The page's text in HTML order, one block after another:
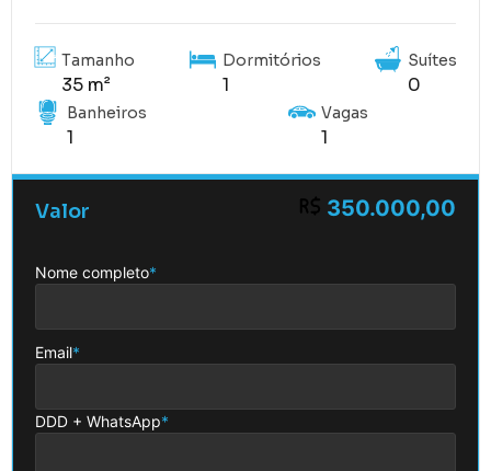
Tamanho
35 m²
Dormitórios
1
Suítes
0
Banheiros
1
Vagas
1
Valor 350.000,00
Nome completo*
Email*
DDD + WhatsApp*